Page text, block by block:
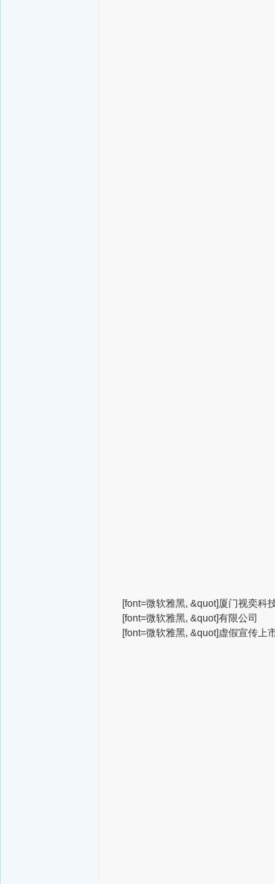
[font=微软雅黑, &quot]厦门视奕科
[font=微软雅黑, &quot]有限公司
[font=微软雅黑, &quot]虚假宣传上